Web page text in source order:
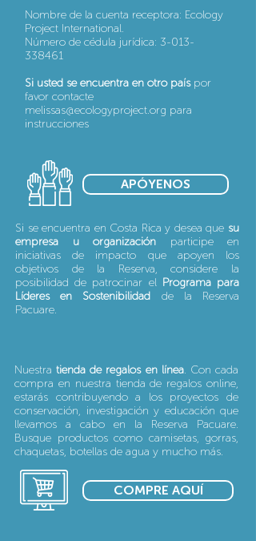
Nombre de la cuenta receptora: Ecology
Project International.
Número de cédula jurídica: 3-013-
338461
Si usted se encuentra en otro país por
favor contacte
melissas@ecologyproject.org para
instrucciones
APÓYENOS
Si se encuentra en Costa Rica y desea que su
empresa u organización participe en
iniciativas de impacto que apoyen los
objetivos de la Reserva, considere la
posibilidad de patrocinar el Programa para
Líderes en Sostenibilidad de la Reserva
Pacuare.
Nuestratienda de regalos en línea. Con cada
compra en nuestra tienda de regalos online,
estarás contribuyendo a los proyectos de
conservación, investigación y educación que
llevamos a cabo en la Reserva Pacuare.
Busque productos como camisetas, gorras,
chaquetas, botellas de agua y mucho más.
COMPRE AQUÍ